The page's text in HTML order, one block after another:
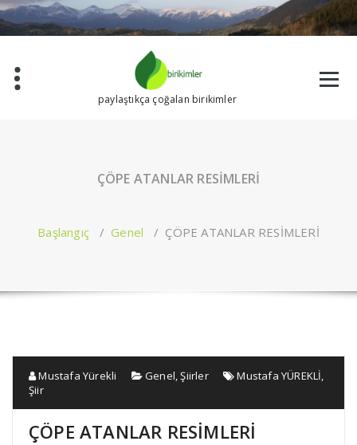
İçeriğe
geç
paylaştıkça çoğalan birikimler
ÇÖPE ATANLAR RESİMLERİ
Başlangıç /Genel / ÇÖPE ATANLAR RESİMLERİ
Mustafa Yürekli Genel,Şiirler Mustafa YÜREKLİ,
Şiir
ÇÖPE ATANLAR RESİMLERİ